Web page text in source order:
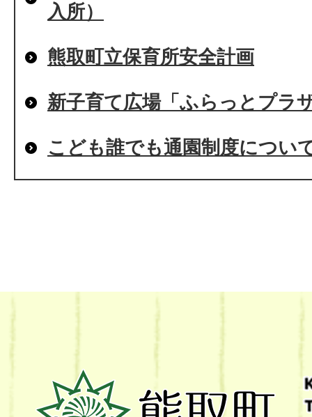
入所）
熊取町立保育所安全計画
新子育て広場「ふらっとプラ
こども誰でも通園制度につい
熊
取